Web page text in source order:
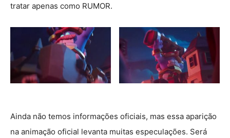
tratar apenas como RUMOR.
Ainda não temos informações oficiais, mas essa aparição
na animação oficial levanta muitas especulações. Será